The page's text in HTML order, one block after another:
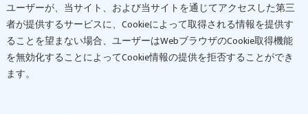
ユーザーが、当サイト、および当サイトを通じてアクセスした第三
者が提供するサービスに、Cookieによって取得される情報を提供す
ることを望まない場合、ユーザーはWebブラウザのCookie取得機能
を無効化することによってCookie情報の提供を拒否することができ
ます。